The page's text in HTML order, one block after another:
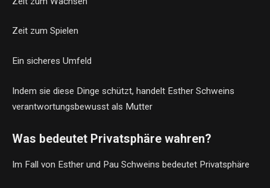
Zeit zum Spielen
Ein sicheres Umfeld
Indem sie diese Dinge schützt, handelt Esther Schweins
verantwortungsbewusst als Mutter
Was bedeutet Privatsphäre wahren?
Im Fall von Esther und Pau Schweins bedeutet Privatsphäre